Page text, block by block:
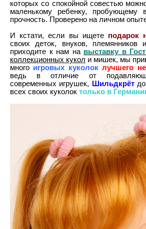
которых со спокойной совестью
маленькому ребенку,
прочность. Проверено на личном
И кстати, если вы ищете подарок
своих деток, внуков, племянников
приходите к нам на выставку в
коллекционных кукол и мишек, мы
много игровых куколок лучшего
ведь в отличие от
современных игрушек,
Шильдкрётдо
всех своих куколок только в